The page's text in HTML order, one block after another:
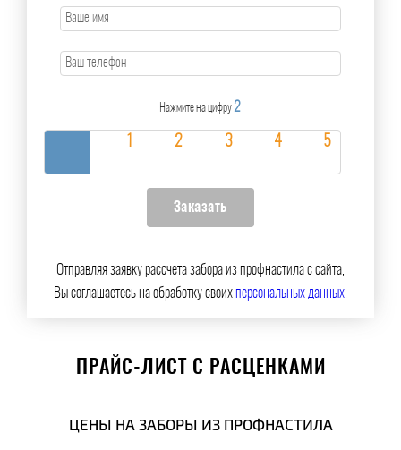
Нажмите на цифру 2
Отправляя заявку рассчета забора из профнастила с сайта,
Вы соглашаетесь на обработку своихперсональных данных.
ПРАЙС-ЛИСТ С РАСЦЕНКАМИ
ЦЕНЫ НА ЗАБОРЫ ИЗ ПРОФНАСТИЛА